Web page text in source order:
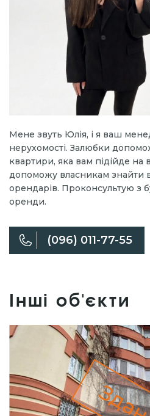
Мене звуть Юлія, і я ваш
нерухомості. Залюбки
квартири, яка вам підійде на
допоможу власникам знайти
орендарів. Проконсультую з
оренди.
(096) 011-77-55
Інші об'єкти